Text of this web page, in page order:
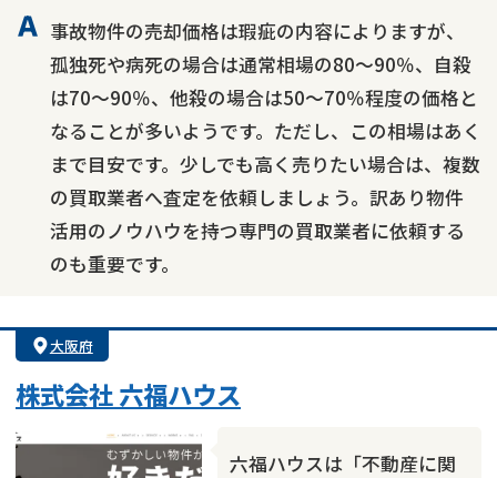
事故物件の売却価格は瑕疵の内容によりますが、
孤独死や病死の場合は通常相場の80～90％、自殺
は70～90％、他殺の場合は50～70％程度の価格と
なることが多いようです。ただし、この相場はあく
まで目安です。少しでも高く売りたい場合は、複数
の買取業者へ査定を依頼しましょう。訳あり物件
活用のノウハウを持つ専門の買取業者に依頼する
のも重要です。
大阪府
株式会社 六福ハウス
六福ハウスは「不動産に関